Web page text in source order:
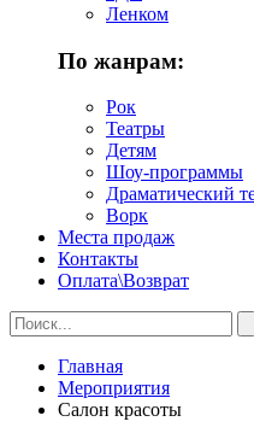
Ленком
По жанрам:
Рок
Театры
Детям
Шоу-программы
Драматический
Ворк
Места продаж
Контакты
Оплата\Возврат
Главная
Мероприятия
Салон красоты